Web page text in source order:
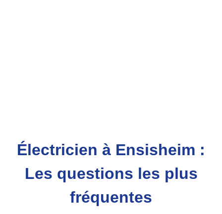
Électricien à Ensisheim :
Les questions les plus
fréquentes